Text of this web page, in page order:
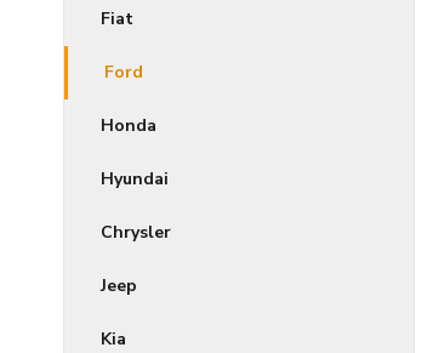
Fiat
Ford
Honda
Hyundai
Chrysler
Jeep
Kia